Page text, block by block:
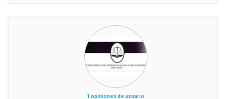
1 opiniones de usuario